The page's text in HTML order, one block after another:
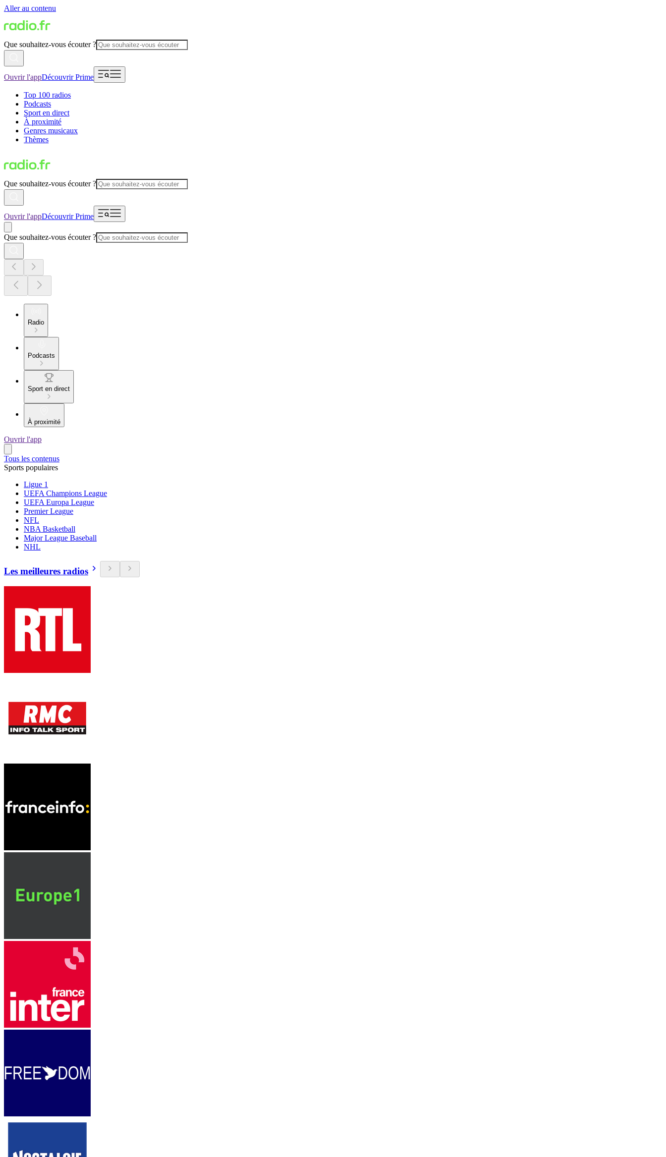
Aller au contenu
Que souhaitez-vous écouter ?
Ouvrir l'appDécouvrir Prime
Top 100 radios
Podcasts
Sport en direct
À proximité
Genres musicaux
Thèmes
Que souhaitez-vous écouter ?
Ouvrir l'appDécouvrir Prime
Que souhaitez-vous écouter ?
Radio
Podcasts
Sport en direct
À proximité
Ouvrir l'app
Tous les contenus
Sports populaires
Ligue 1
UEFA Champions League
UEFA Europa League
Premier League
NFL
NBA Basketball
Major League Baseball
NHL
Les meilleures radios